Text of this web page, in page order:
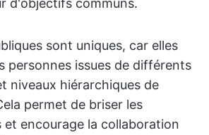
d'objectifs communs.
sont uniques, car elles
personnes issues de différents
niveaux hiérarchiques de
permet de briser les
et encourage la collaboration